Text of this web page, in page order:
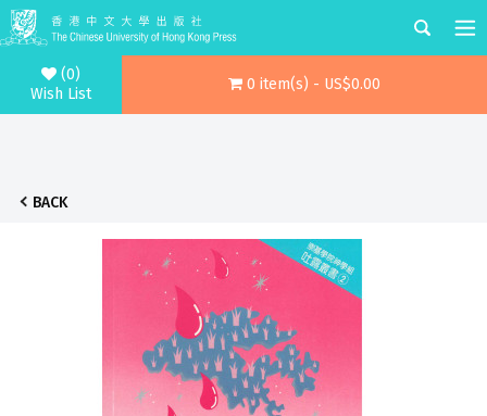
(0)
Wish List
0 item(s) - US$0.00
BACK